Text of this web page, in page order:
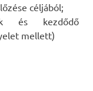
céljából;
és kezdődő
mellett)